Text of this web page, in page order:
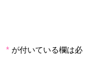
* が付いている欄は必